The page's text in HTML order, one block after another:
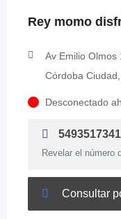
Rey momo
Av Emilio Olmos
Córdoba
Desconectado
Revelar el número
Consultar